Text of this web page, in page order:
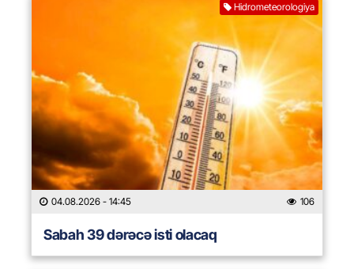
Hidrometeorologiya
04.08.2026 - 14:45 106
Sabah 39 dərəcə isti olacaq